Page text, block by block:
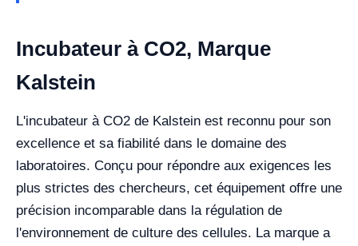
Incubateur à CO2, Marque
Kalstein
L'incubateur à CO2 de Kalstein est reconnu pour son
excellence et sa fiabilité dans le domaine des
laboratoires. Conçu pour répondre aux exigences les
plus strictes des chercheurs, cet équipement offre une
précision incomparable dans la régulation de
l'environnement de culture des cellules. La marque a